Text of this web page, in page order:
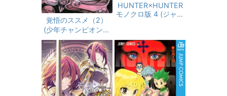
覚悟のススメ（2）
(少年チャンピオン・
コミックス)
HUNTER×HUNTER
モノクロ版 4 (ジャン